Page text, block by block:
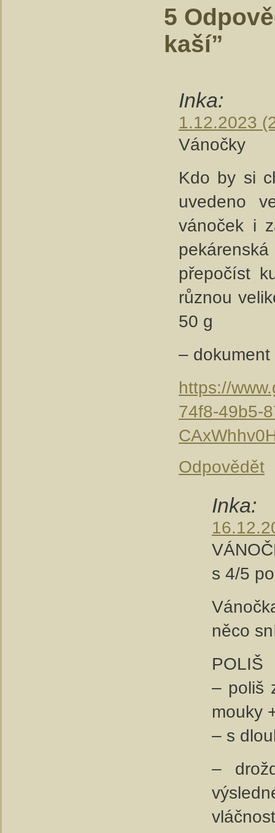
5
kaší”
Inka:
1.12.2023
Vánočky
Kdo by si
uvedeno
vánoček i
přepočíst
různou
50 g
–
https://
74f8-49b5-
Odpovědět
Inka:
s 4/5
něco
POLIŠ
– poliš
mouky
– s
–